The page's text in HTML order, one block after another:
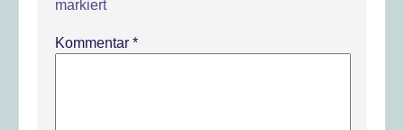
markiert
Kommentar *